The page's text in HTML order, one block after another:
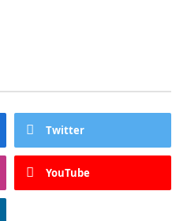
Twitter
YouTube